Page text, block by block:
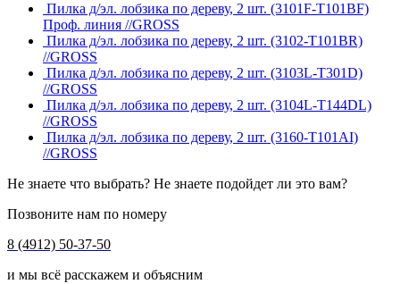
Пилка д/эл. лобзика по дереву, 2 шт. (3101F-Т101BF)
Проф. линия //GROSS
Пилка д/эл. лобзика по дереву, 2 шт. (3102-Т101BR)
//GROSS
Пилка д/эл. лобзика по дереву, 2 шт. (3103L-Т301D)
//GROSS
Пилка д/эл. лобзика по дереву, 2 шт. (3104L-Т144DL)
//GROSS
Пилка д/эл. лобзика по дереву, 2 шт. (3160-Т101AI)
//GROSS
Не знаете что выбрать? Не знаете подойдет ли это вам?
Позвоните нам по номеру
8 (4912) 50-37-50
и мы всё расскажем и объясним